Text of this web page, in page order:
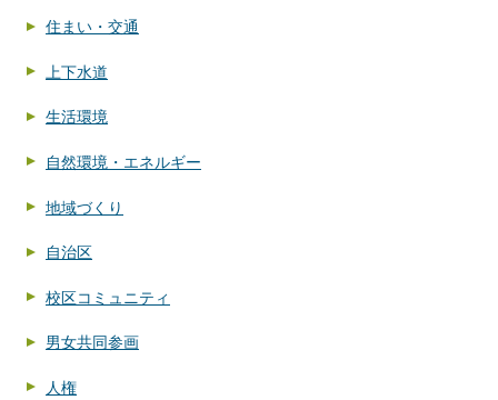
住まい・交通
上下水道
生活環境
自然環境・エネルギー
地域づくり
自治区
校区コミュニティ
男女共同参画
人権